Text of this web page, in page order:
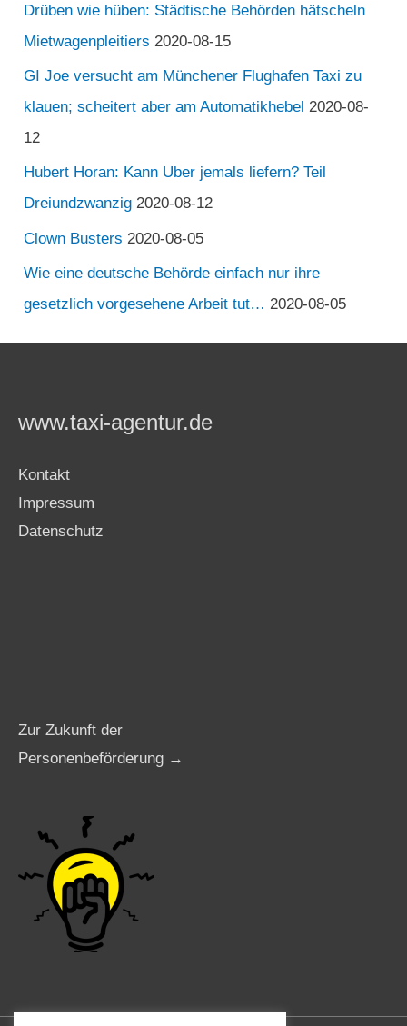
Drüben wie hüben: Städtische Behörden hätscheln
Mietwagenpleitiers 2020-08-15
GI Joe versucht am Münchener Flughafen Taxi zu
klauen; scheitert aber am Automatikhebel 2020-08-
12
Hubert Horan: Kann Uber jemals liefern? Teil
Dreiundzwanzig 2020-08-12
Clown Busters 2020-08-05
Wie eine deutsche Behörde einfach nur ihre
gesetzlich vorgesehene Arbeit tut… 2020-08-05
www.taxi-agentur.de
Kontakt
Impressum
Datenschutz
Zur Zukunft der
Personenbeförderung →